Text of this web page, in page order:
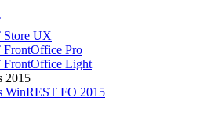
Store UX
FrontOffice Pro
FrontOffice Light
2015
WinREST FO 2015